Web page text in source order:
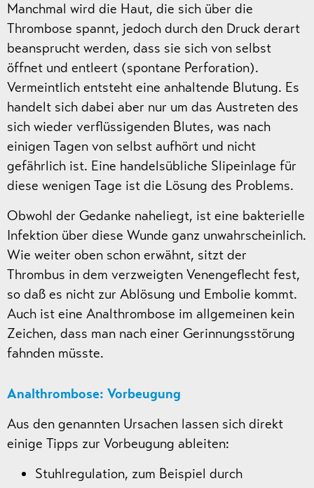
Manchmal wird die Haut, die sich über die
Thrombose spannt, jedoch durch den Druck derart
beansprucht werden, dass sie sich von selbst
öffnet und entleert (spontane Perforation).
Vermeintlich entsteht eine anhaltende Blutung. Es
handelt sich dabei aber nur um das Austreten des
sich wieder verflüssigenden Blutes, was nach
einigen Tagen von selbst aufhört und nicht
gefährlich ist. Eine handelsübliche Slipeinlage für
diese wenigen Tage ist die Lösung des Problems.
Obwohl der Gedanke naheliegt, ist eine bakterielle
Infektion über diese Wunde ganz unwahrscheinlich.
Wie weiter oben schon erwähnt, sitzt der
Thrombus in dem verzweigten Venengeflecht fest,
so daß es nicht zur Ablösung und Embolie kommt.
Auch ist eine Analthrombose im allgemeinen kein
Zeichen, dass man nach einer Gerinnungsstörung
fahnden müsste.
Analthrombose: Vorbeugung
Aus den genannten Ursachen lassen sich direkt
einige Tipps zur Vorbeugung ableiten:
Stuhlregulation, zum Beispiel durch